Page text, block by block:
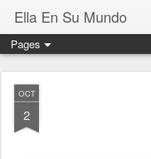
Ella En Su Mundo
Pages
OCT
2